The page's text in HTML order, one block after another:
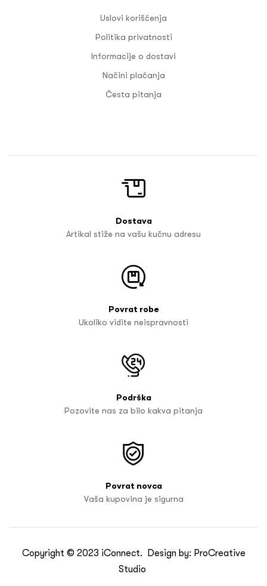
Uslovi korišćenja
Politika privatnosti
Informacije o dostavi
Načini plaćanja
Česta pitanja
Dostava
Artikal stiže na vašu kućnu adresu
Povrat robe
Ukoliko vidite neispravnosti
Podrška
Pozovite nas za bilo kakva pitanja
Povrat novca
Vaša kupovina je sigurna
Copyright © 2023 iConnect. Design by: ProCreative
Studio